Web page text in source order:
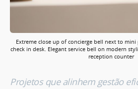
Extreme close up of concierge bell next to
check in desk. Elegant service bell on modern
reception counter
Projetos que alinhem gestão